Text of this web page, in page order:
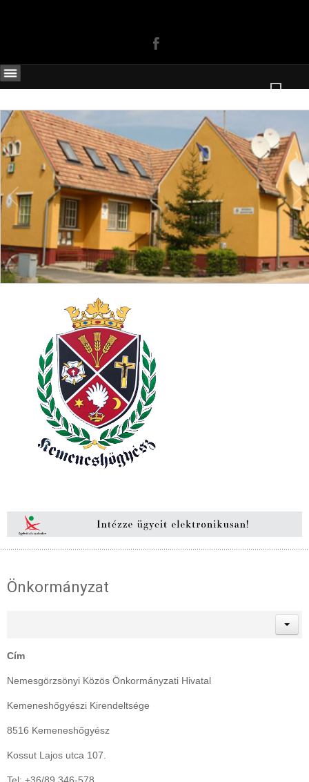
Önkormányzat
Cím
Nemesgörzsönyi Közös Önkormányzati Hivatal
Kemeneshőgyészi Kirendeltsége
8516 Kemeneshőgyész
Kossut Lajos utca 107.